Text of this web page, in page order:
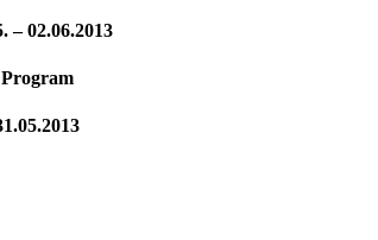
– 02.06.2013
Program